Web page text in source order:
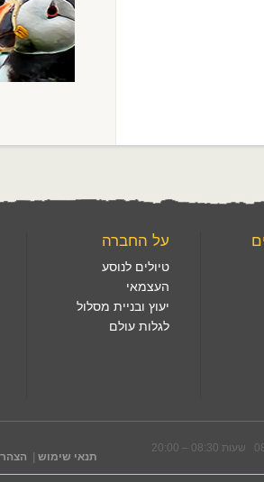
על החברה
טיולים לנוסע
העצמאי
יעוץ ובניית מסלול
לגלות עולם
תנאי שימוש